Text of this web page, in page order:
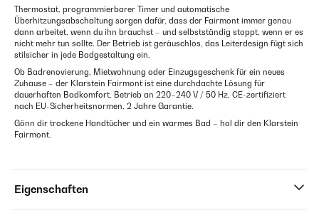
Thermostat, programmierbarer Timer und automatische
Überhitzungsabschaltung sorgen dafür, dass der Fairmont immer genau
dann arbeitet, wenn du ihn brauchst – und selbstständig stoppt, wenn er es
nicht mehr tun sollte. Der Betrieb ist geräuschlos, das Leiterdesign fügt sich
stilsicher in jede Badgestaltung ein.
Ob Badrenovierung, Mietwohnung oder Einzugsgeschenk für ein neues
Zuhause – der Klarstein Fairmont ist eine durchdachte Lösung für
dauerhaften Badkomfort. Betrieb an 220–240 V / 50 Hz, CE-zertifiziert
nach EU-Sicherheitsnormen, 2 Jahre Garantie.
Gönn dir trockene Handtücher und ein warmes Bad – hol dir den Klarstein
Fairmont.
Eigenschaften